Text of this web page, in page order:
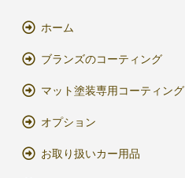
ホーム
ブランズのコーティング
マット塗装専用コーティング
オプション
お取り扱いカー用品